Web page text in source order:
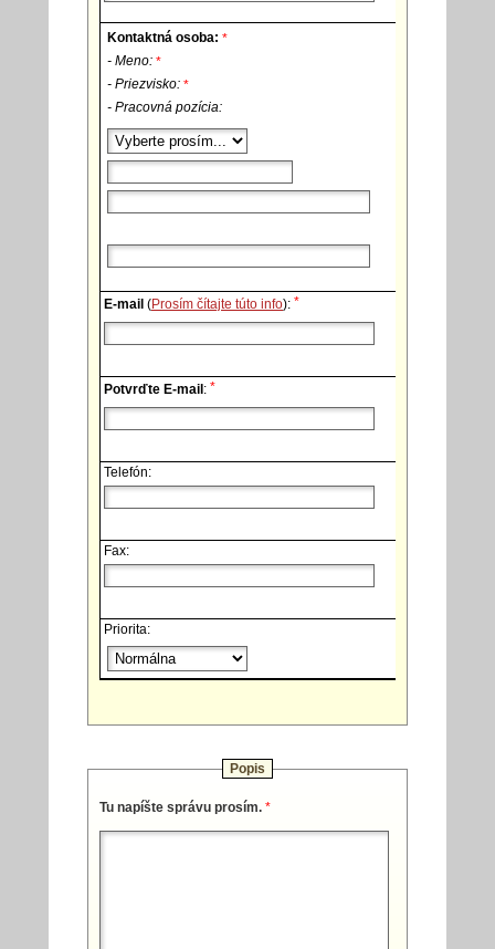
Kontaktná osoba: *
- Meno: *
- Priezvisko: *
- Pracovná pozícia:
E-mail (Prosím čítajte túto info): *
Potvrďte E-mail: *
Telefón:
Fax:
Priorita:
Popis
Tu napíšte správu prosím. *